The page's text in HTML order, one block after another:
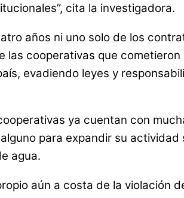
cita la investigadora.
años ni uno solo de los
las cooperativas que
evadiendo leyes y
ya cuentan con
para expandir su
agua.
aún a costa de la violación